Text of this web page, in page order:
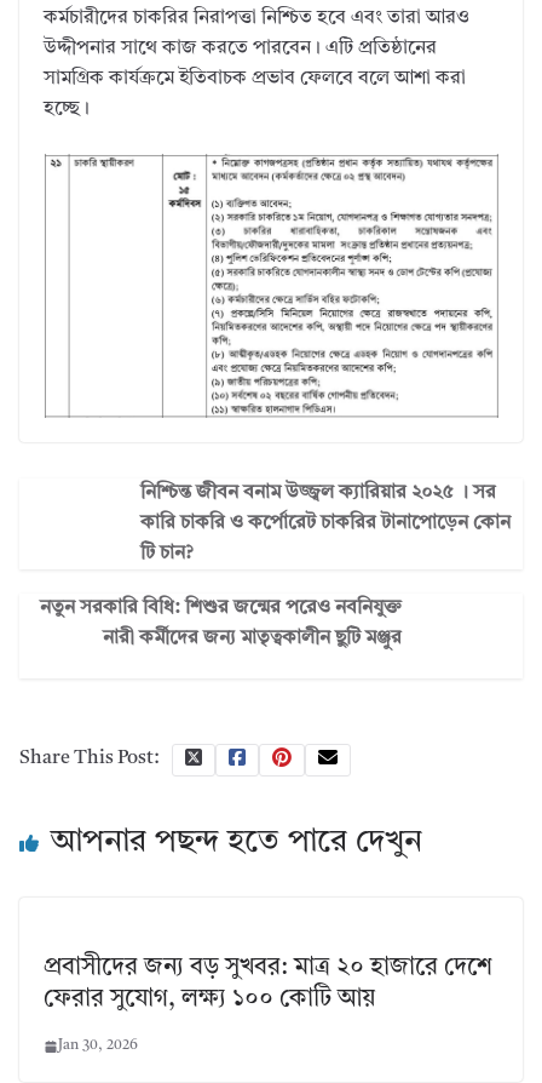
কর্মচারীদের চাকরির নিরাপত্তা নিশ্চিত হবে এবং তারা আরও
উদ্দীপনার সাথে কাজ করতে পারবেন। এটি প্রতিষ্ঠানের
সামগ্রিক কার্যক্রমে ইতিবাচক প্রভাব ফেলবে বলে আশা করা
হচ্ছে।
নিশ্চিন্ত জীবন বনাম উজ্জ্বল ক্যারিয়ার ২০২৫ । সর
কারি চাকরি ও কর্পোরেট চাকরির টানাপোড়েন কোন
টি চান?
নতুন সরকারি বিধি: শিশুর জন্মের পরেও নবনিযুক্ত
নারী কর্মীদের জন্য মাতৃত্বকালীন ছুটি মঞ্জুর
Share This Post:
আপনার পছন্দ হতে পারে দেখুন
প্রবাসীদের জন্য বড় সুখবর: মাত্র ২০ হাজারে দেশে
ফেরার সুযোগ, লক্ষ্য ১০০ কোটি আয়
Jan 30, 2026